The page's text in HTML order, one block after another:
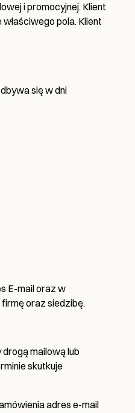
i promocyjnej. Klient
pola. Klient
się w dni
E-mail oraz w
oraz siedzibę.
mailową lub
skutkuje
adres e-mail